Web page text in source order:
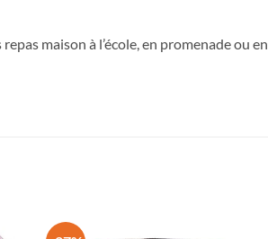
maison à l’école, en promenade ou en